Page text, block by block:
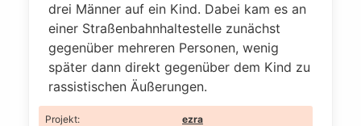
drei Männer auf ein Kind. Dabei kam es an
einer Straßenbahnhaltestelle zunächst
gegenüber mehreren Personen, wenig
später dann direkt gegenüber dem Kind zu
rassistischen Äußerungen.
Projekt: ezra